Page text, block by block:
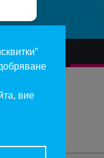
вие
ползване
1 € = 1.95583 лв.